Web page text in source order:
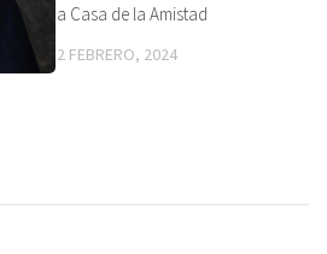
a Casa de la Amistad
2 FEBRERO, 2024